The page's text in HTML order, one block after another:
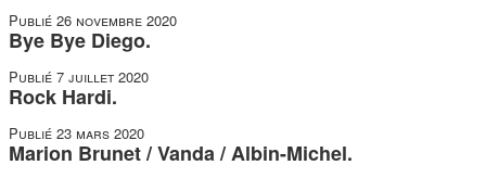
Publié 26 novembre 2020
Bye Bye Diego.
Publié 7 juillet 2020
Rock Hardi.
Publié 23 mars 2020
Marion Brunet / Vanda / Albin-Michel.